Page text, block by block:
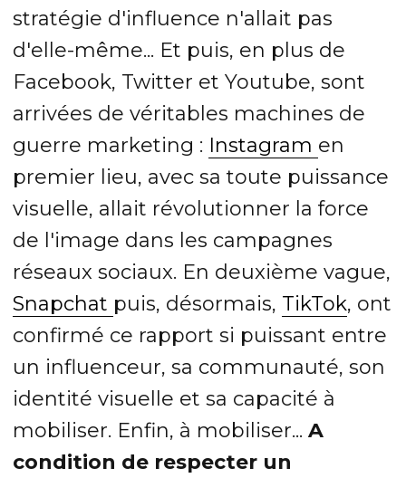
stratégie d'influence n'allait pas
d'elle-même... Et puis, en plus de
Facebook, Twitter et Youtube, sont
arrivées de véritables machines de
guerre marketing : Instagram en
premier lieu, avec sa toute puissance
visuelle, allait révolutionner la force
de l'image dans les campagnes
réseaux sociaux. En deuxième vague,
Snapchat puis, désormais, TikTok, ont
confirmé ce rapport si puissant entre
un influenceur, sa communauté, son
identité visuelle et sa capacité à
mobiliser. Enfin, à mobiliser... A
condition de respecter un